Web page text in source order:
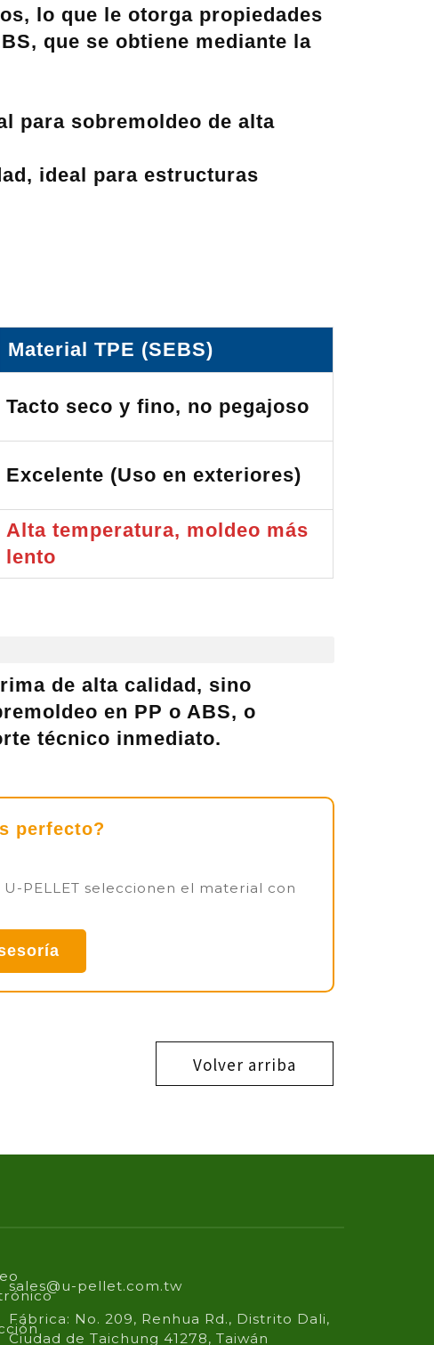
lo que le otorga propiedades
que se obtiene mediante la
para sobremoldeo de alta
ideal para estructuras
Material TPE (SEBS)
Tacto seco y fino, no pegajoso
Excelente (Uso en exteriores)
Alta temperatura, moldeo más
lento
de alta calidad, sino
en PP o ABS, o
técnico inmediato.
perfecto?
PELLET seleccionen el material con
Volver arriba
sales@u-pellet.com.tw
Fábrica: No. 209, Renhua Rd., Distrito Dali,
Ciudad de Taichung 41278, Taiwán